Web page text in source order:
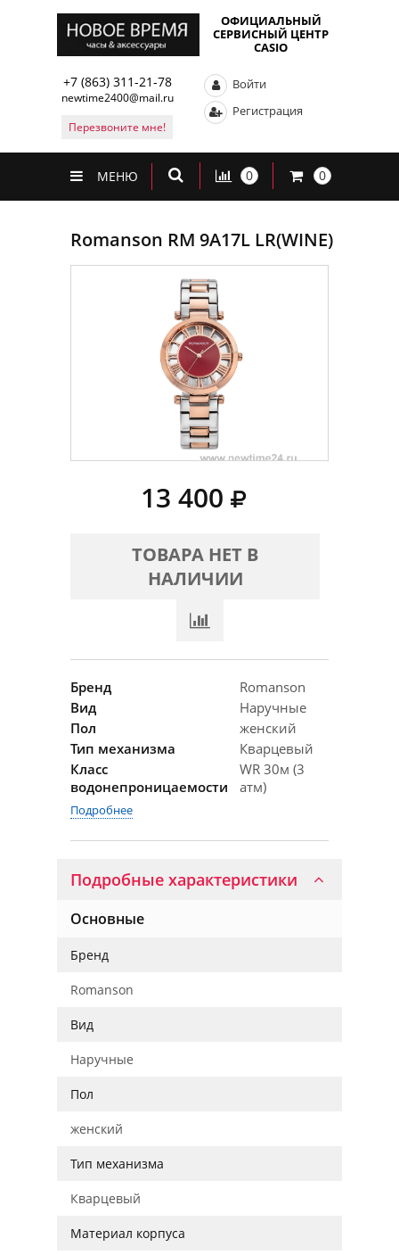
ОФИЦИАЛЬНЫЙ
СЕРВИСНЫЙ ЦЕНТР
CASIO
+7 (863) 311-21-78
newtime2400@mail.ru
Перезвоните мне!
Войти
Регистрация
МЕНЮ 0 0
Romanson RM 9A17L LR(WINE)
13 400
ТОВАРА НЕТ В
НАЛИЧИИ
Бренд
Romanson
Вид
Наручные
Пол
женский
Тип механизма
Кварцевый
Класс
водонепроницаемости
WR 30м (3
атм)
Подробнее
Подробные характеристики
Основные
Бренд
Romanson
Вид
Наручные
Пол
женский
Тип механизма
Кварцевый
Материал корпуса